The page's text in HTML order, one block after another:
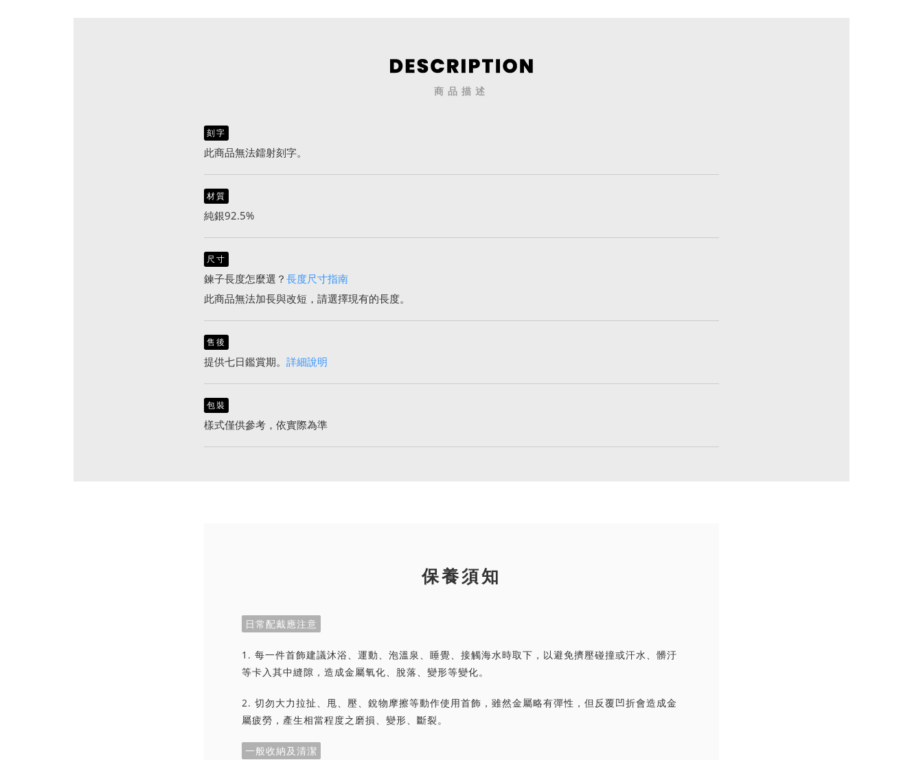
商品描述
刻字
此商品無法鐳射刻字。
材質
純銀92.5%
尺寸
鍊子長度怎麼選？ 長度尺寸指南
此商品無法加長與改短，請選擇現有的長度。
售後
提供七日鑑賞期。 詳細說明
包裝
樣式僅供參考，依實際為準
保養須知
日常配戴應注意
1. 每一件首飾建議沐浴、運動、泡溫泉、睡覺、接觸海水時取下，以避免擠壓碰撞或汗水、髒汙
等卡入其中縫隙，造成金屬氧化、脫落、變形等變化。
2. 切勿大力拉扯、甩、壓、銳物摩擦等動作使用首飾，雖然金屬略有彈性，但反覆凹折會造成金
屬疲勞，產生相當程度之磨損、變形、斷裂。
一般收納及清潔